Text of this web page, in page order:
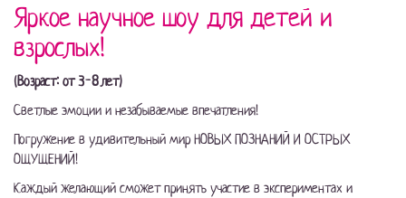
Яркое научное шоу для детей и
взрослых!
(Возраст: от 3-8 лет)
Светлые эмоции и незабываемые впечатления!
Погружение в удивительный мир НОВЫХ ПОЗНАНИЙ И ОСТРЫХ
ОЩУЩЕНИЙ!
Каждый желающий сможет принять участие в экспериментах и